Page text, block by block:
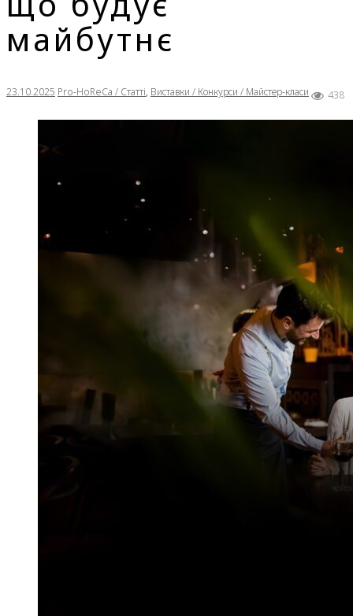
майбутнє
23.10.2025 Pro-HoReCa / Статті, Виставки / Конкурси / Майстер-класи 438